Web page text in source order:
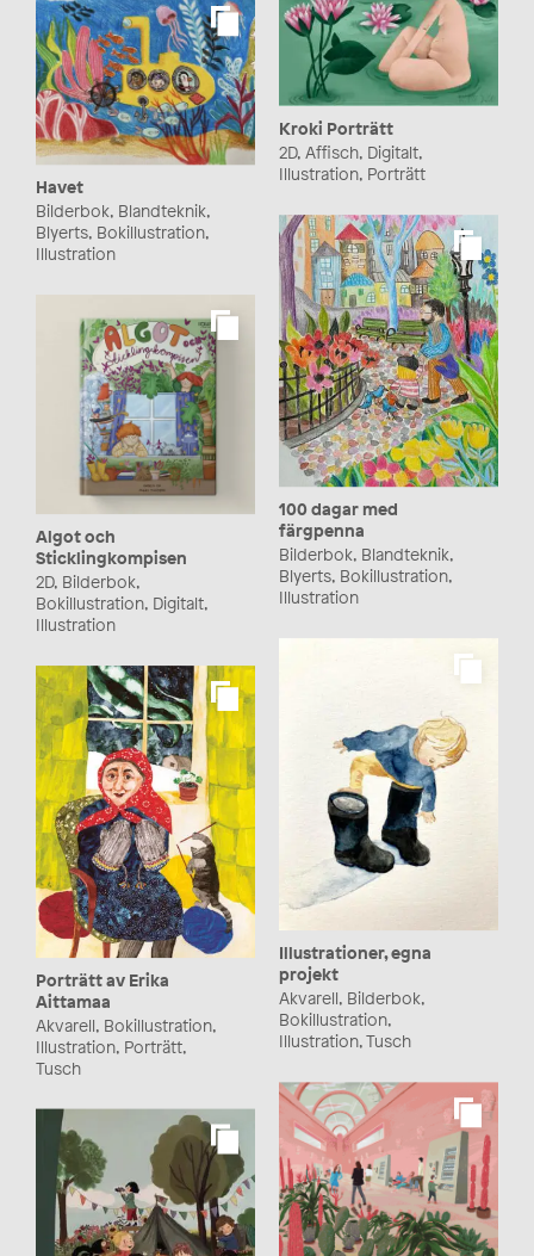
Kroki Porträtt
2D, Affisch, Digitalt,
Illustration, Porträtt
Havet
Bilderbok, Blandteknik,
Blyerts, Bokillustration,
Illustration
100 dagar med
färgpenna
Bilderbok, Blandteknik,
Blyerts, Bokillustration,
Illustration
Algot och
Sticklingkompisen
2D, Bilderbok,
Bokillustration, Digitalt,
Illustration
Illustrationer, egna
projekt
Akvarell, Bilderbok,
Bokillustration,
Illustration, Tusch
Porträtt av Erika
Aittamaa
Akvarell, Bokillustration,
Illustration, Porträtt,
Tusch